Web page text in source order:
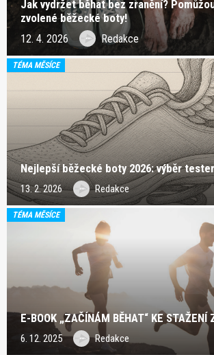
Jak vydržet běhat bez zranění?
zvolené běžecké boty!
12. 4. 2026 Redakce
TÉMA MĚSÍCE
Nejlepší běžecké boty 2026: výběr
13. 2. 2026 Redakce
TÉMA MĚSÍCE
E-BOOK „ZAČÍNÁM BĚHAT“ KE STAŽENÍ
6. 12. 2025 Redakce